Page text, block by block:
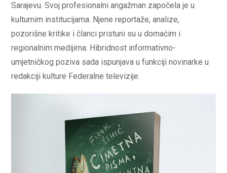
Sarajevu. Svoj profesionalni angažman započela je u
kulturnim institucijama. Njene reportaže, analize,
pozorišne kritike i članci pristuni su u domaćim i
regionalnim medijima. Hibridnost informativno-
umjetničkog poziva sada ispunjava u funkciji novinarke u
redakciji kulture Federalne televizije.